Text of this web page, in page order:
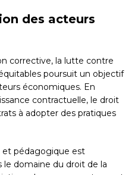
des acteurs
corrective, la lutte contre
poursuit un objectif
économiques. En
contractuelle, le droit
à adopter des pratiques
pédagogique est
domaine du droit de la